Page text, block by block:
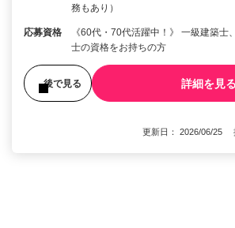
務もあり）
応募資格
《60代・70代活躍中！》 一級建築士
士の資格をお持ちの方
後で見る 詳細を見る
更新日： 2026/06/25